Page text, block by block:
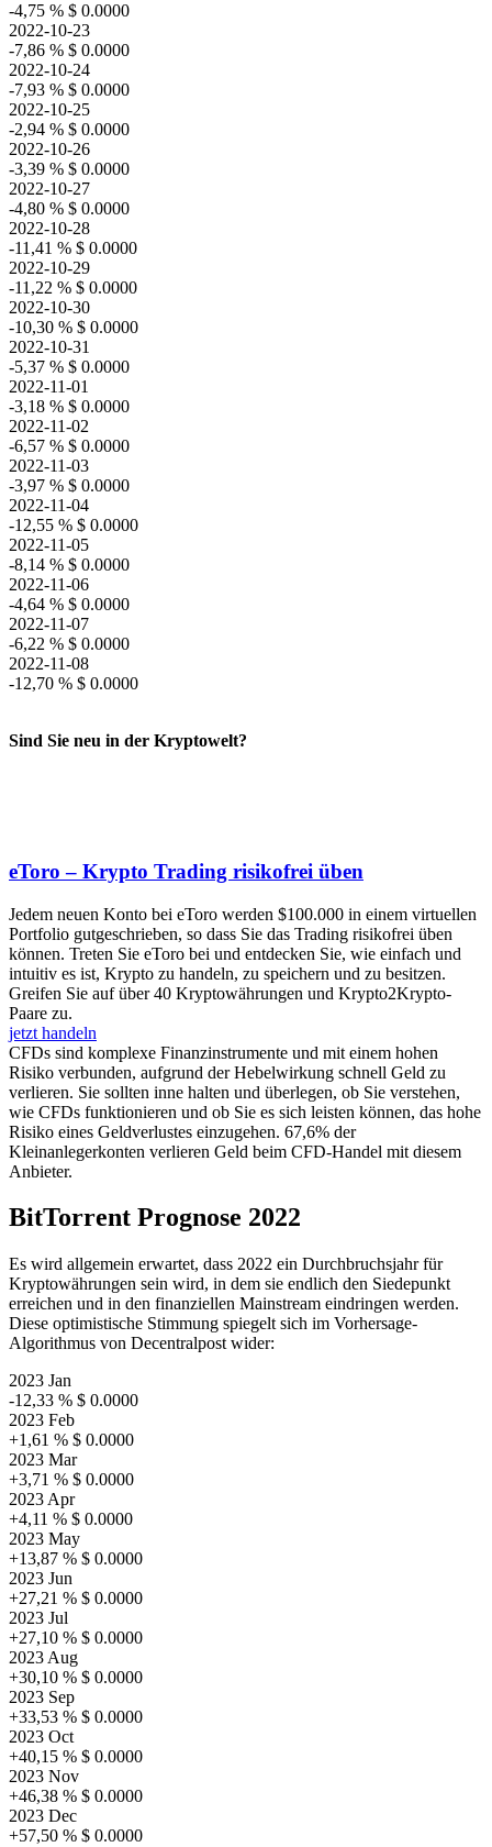
-4,75 % $ 0.0000
2022-10-23
-7,86 % $ 0.0000
2022-10-24
-7,93 % $ 0.0000
2022-10-25
-2,94 % $ 0.0000
2022-10-26
-3,39 % $ 0.0000
2022-10-27
-4,80 % $ 0.0000
2022-10-28
-11,41 % $ 0.0000
2022-10-29
-11,22 % $ 0.0000
2022-10-30
-10,30 % $ 0.0000
2022-10-31
-5,37 % $ 0.0000
2022-11-01
-3,18 % $ 0.0000
2022-11-02
-6,57 % $ 0.0000
2022-11-03
-3,97 % $ 0.0000
2022-11-04
-12,55 % $ 0.0000
2022-11-05
-8,14 % $ 0.0000
2022-11-06
-4,64 % $ 0.0000
2022-11-07
-6,22 % $ 0.0000
2022-11-08
-12,70 % $ 0.0000
Sind Sie neu in der Kryptowelt?
eToro – Krypto Trading risikofrei üben
Jedem neuen Konto bei eToro werden $100.000 in einem virtuellen
Portfolio gutgeschrieben, so dass Sie das Trading risikofrei üben
können. Treten Sie eToro bei und entdecken Sie, wie einfach und
intuitiv es ist, Krypto zu handeln, zu speichern und zu besitzen.
Greifen Sie auf über 40 Kryptowährungen und Krypto2Krypto-
Paare zu.
jetzt handeln
CFDs sind komplexe Finanzinstrumente und mit einem hohen
Risiko verbunden, aufgrund der Hebelwirkung schnell Geld zu
verlieren. Sie sollten inne halten und überlegen, ob Sie verstehen,
wie CFDs funktionieren und ob Sie es sich leisten können, das hohe
Risiko eines Geldverlustes einzugehen. 67,6% der
Kleinanlegerkonten verlieren Geld beim CFD-Handel mit diesem
Anbieter.
BitTorrent Prognose 2022
Es wird allgemein erwartet, dass 2022 ein Durchbruchsjahr für
Kryptowährungen sein wird, in dem sie endlich den Siedepunkt
erreichen und in den finanziellen Mainstream eindringen werden.
Diese optimistische Stimmung spiegelt sich im Vorhersage-
Algorithmus von Decentralpost wider:
2023 Jan
-12,33 % $ 0.0000
2023 Feb
+1,61 % $ 0.0000
2023 Mar
+3,71 % $ 0.0000
2023 Apr
+4,11 % $ 0.0000
2023 May
+13,87 % $ 0.0000
2023 Jun
+27,21 % $ 0.0000
2023 Jul
+27,10 % $ 0.0000
2023 Aug
+30,10 % $ 0.0000
2023 Sep
+33,53 % $ 0.0000
2023 Oct
+40,15 % $ 0.0000
2023 Nov
+46,38 % $ 0.0000
2023 Dec
+57,50 % $ 0.0000